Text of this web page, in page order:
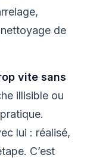
de
vite sans
illisible ou
lui : réalisé,
C’est